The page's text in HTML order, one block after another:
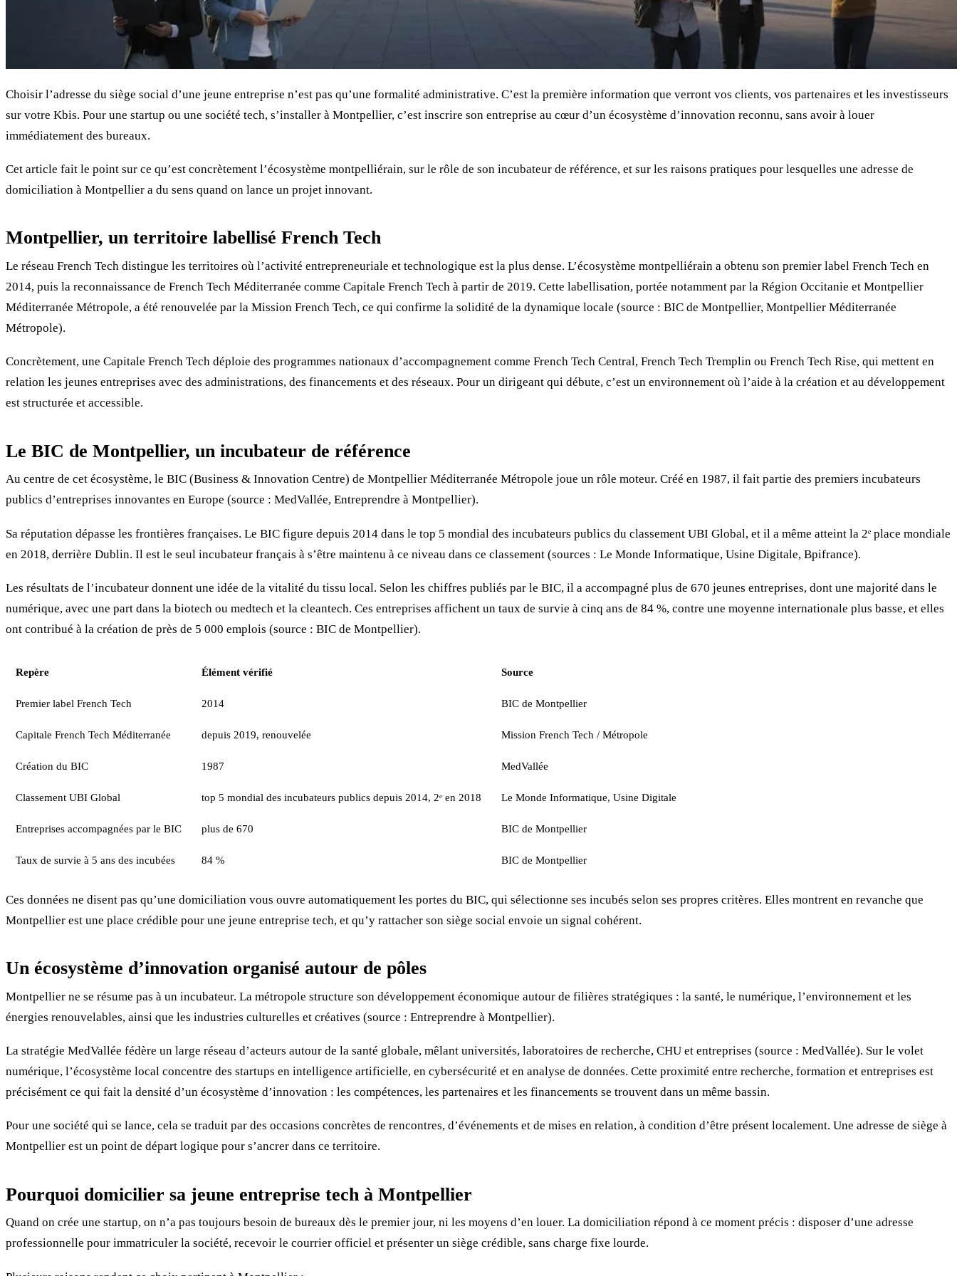
Choisir l’adresse du siège social d’une jeune entreprise n’est pas qu’une formalité administrative. C’est la première information que verront vos clients, vos partenaires et les investisseurs
sur votre Kbis. Pour une startup ou une société tech, s’installer à Montpellier, c’est inscrire son entreprise au cœur d’un écosystème d’innovation reconnu, sans avoir à louer
immédiatement des bureaux.
Cet article fait le point sur ce qu’est concrètement l’écosystème montpelliérain, sur le rôle de son incubateur de référence, et sur les raisons pratiques pour lesquelles une adresse de
domiciliation à Montpellier a du sens quand on lance un projet innovant.
Montpellier, un territoire labellisé French Tech
Le réseau French Tech distingue les territoires où l’activité entrepreneuriale et technologique est la plus dense. L’écosystème montpelliérain a obtenu son premier label French Tech en
2014, puis la reconnaissance de French Tech Méditerranée comme Capitale French Tech à partir de 2019. Cette labellisation, portée notamment par la Région Occitanie et Montpellier
Méditerranée Métropole, a été renouvelée par la Mission French Tech, ce qui confirme la solidité de la dynamique locale (source : BIC de Montpellier, Montpellier Méditerranée
Métropole).
Concrètement, une Capitale French Tech déploie des programmes nationaux d’accompagnement comme French Tech Central, French Tech Tremplin ou French Tech Rise, qui mettent en
relation les jeunes entreprises avec des administrations, des financements et des réseaux. Pour un dirigeant qui débute, c’est un environnement où l’aide à la création et au développement
est structurée et accessible.
Le BIC de Montpellier, un incubateur de référence
Au centre de cet écosystème, le BIC (Business & Innovation Centre) de Montpellier Méditerranée Métropole joue un rôle moteur. Créé en 1987, il fait partie des premiers incubateurs
publics d’entreprises innovantes en Europe (source : MedVallée, Entreprendre à Montpellier).
Sa réputation dépasse les frontières françaises. Le BIC figure depuis 2014 dans le top 5 mondial des incubateurs publics du classement UBI Global, et il a même atteint la 2ᵉ place mondiale
en 2018, derrière Dublin. Il est le seul incubateur français à s’être maintenu à ce niveau dans ce classement (sources : Le Monde Informatique, Usine Digitale, Bpifrance).
Les résultats de l’incubateur donnent une idée de la vitalité du tissu local. Selon les chiffres publiés par le BIC, il a accompagné plus de 670 jeunes entreprises, dont une majorité dans le
numérique, avec une part dans la biotech ou medtech et la cleantech. Ces entreprises affichent un taux de survie à cinq ans de 84 %, contre une moyenne internationale plus basse, et elles
ont contribué à la création de près de 5 000 emplois (source : BIC de Montpellier).
Repère Élément vérifié Source
Premier label French Tech 2014 BIC de Montpellier
Capitale French Tech Méditerranée depuis 2019, renouvelée Mission French Tech / Métropole
Création du BIC 1987 MedVallée
Classement UBI Global top 5 mondial des incubateurs publics depuis 2014, 2ᵉ en 2018 Le Monde Informatique, Usine Digitale
Entreprises accompagnées par le BIC plus de 670 BIC de Montpellier
Taux de survie à 5 ans des incubées 84 % BIC de Montpellier
Ces données ne disent pas qu’une domiciliation vous ouvre automatiquement les portes du BIC, qui sélectionne ses incubés selon ses propres critères. Elles montrent en revanche que
Montpellier est une place crédible pour une jeune entreprise tech, et qu’y rattacher son siège social envoie un signal cohérent.
Un écosystème d’innovation organisé autour de pôles
Montpellier ne se résume pas à un incubateur. La métropole structure son développement économique autour de filières stratégiques : la santé, le numérique, l’environnement et les
énergies renouvelables, ainsi que les industries culturelles et créatives (source : Entreprendre à Montpellier).
La stratégie MedVallée fédère un large réseau d’acteurs autour de la santé globale, mêlant universités, laboratoires de recherche, CHU et entreprises (source : MedVallée). Sur le volet
numérique, l’écosystème local concentre des startups en intelligence artificielle, en cybersécurité et en analyse de données. Cette proximité entre recherche, formation et entreprises est
précisément ce qui fait la densité d’un écosystème d’innovation : les compétences, les partenaires et les financements se trouvent dans un même bassin.
Pour une société qui se lance, cela se traduit par des occasions concrètes de rencontres, d’événements et de mises en relation, à condition d’être présent localement. Une adresse de siège à
Montpellier est un point de départ logique pour s’ancrer dans ce territoire.
Pourquoi domicilier sa jeune entreprise tech à Montpellier
Quand on crée une startup, on n’a pas toujours besoin de bureaux dès le premier jour, ni les moyens d’en louer. La domiciliation répond à ce moment précis : disposer d’une adresse
professionnelle pour immatriculer la société, recevoir le courrier officiel et présenter un siège crédible, sans charge fixe lourde.